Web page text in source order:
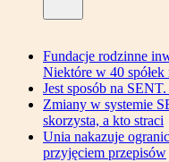
Fundacje rodzinne
Niektóre w 40 spółek
Jest sposób na
Zmiany w systemie
skorzysta, a kto straci
Unia nakazuje
przyjęciem przepisów